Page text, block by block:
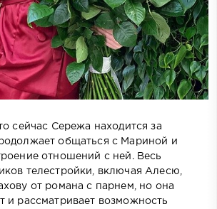
сейчас Сережа находится за
общаться с Мариной и
отношений с ней. Весь
телестройки, включая Алесю,
от романа с парнем, но она
и рассматривает возможность